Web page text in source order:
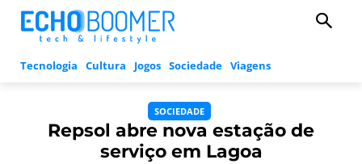
Tecnologia Cultura Jogos Sociedade Viagens
SOCIEDADE
Repsol abre nova estação de
serviço em Lagoa